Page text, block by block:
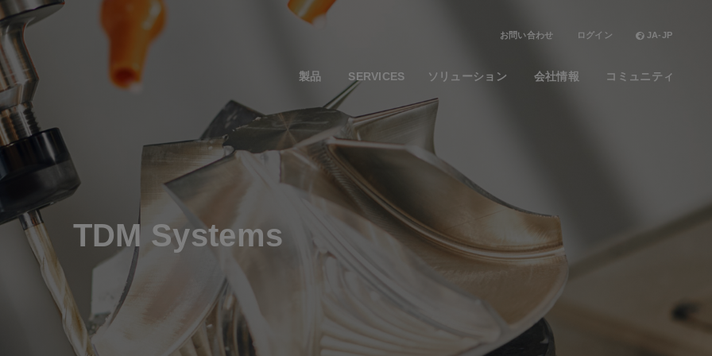
お問い合わせ ログイン JA-JP
製品 SERVICES ソリューション 会社情報 コミュニティ
TDM Systems